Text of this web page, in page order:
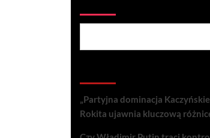
„Partyjna dominacja
Rokita ujawnia kluczową